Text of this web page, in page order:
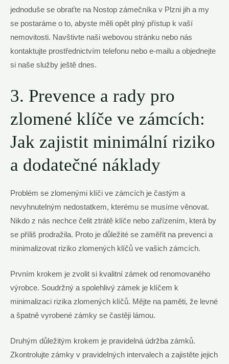
‍jednoduše se obraťte na‍ Nostop zámečníka ⁣v Plzni ⁣jih a my
se⁤ postaráme o to, ⁣abyste měli‍ opět plný ⁣přístup k vaší
nemovitosti. Navštivte ⁢naši webovou​ stránku nebo nás
kontaktujte prostřednictvím telefonu ​nebo e-mailu a objednejte
si naše služby ještě dnes.
3. Prevence a rady​ pro
zlomené klíče ve zámcích:
Jak zajistit minimální ​riziko
a dodatečné náklady
Problém ‌se zlomenými klíči ve zámcích je častým a
nevyhnutelným nedostatkem, kterému se musíme věnovat.
Nikdo z nás ‍nechce čelit ztrátě klíče nebo zařízením, která‍ by
se příliš prodražila. ⁣Proto je důležité se zaměřit na ‍prevenci a
minimalizovat riziko zlomených klíčů ve vašich zámcích.
Prvním ‍krokem​ je zvolit si kvalitní zámek od renomovaného
výrobce. Soudržný a spolehlivý zámek je klíčem k
minimalizaci rizika zlomených klíčů. Mějte na paměti, že levné
a špatně vyrobené zámky se častěji lámou.
Druhým důležitým krokem je pravidelná údržba zámků.
Zkontrolujte zámky v pravidelných intervalech a zajistěte jejich